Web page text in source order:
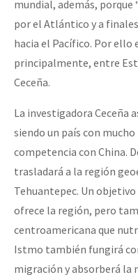
mundial, además, porque
por el Atlántico y a
hacia el Pacífico. Por ello
principalmente, entre
Ceceña.
La investigadora Ceceña
siendo un país con
competencia con China.
trasladará a la región
Tehuantepec. Un
ofrece la región, pero
centroamericana que
Istmo también fungirá
migración y absorberá la